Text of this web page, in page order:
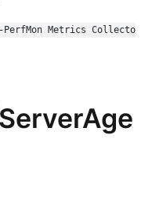
PerfMon Metrics Collecto